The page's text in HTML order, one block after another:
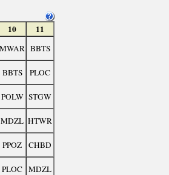
10 11
MWAR BBTS
BBTS PLOC
POLW STGW
MDZL HTWR
PPOZ CHBD
PLOC MDZL